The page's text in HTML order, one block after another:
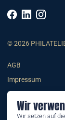
Wir
Wir setzen auf
© 2026
AGB
Impressum